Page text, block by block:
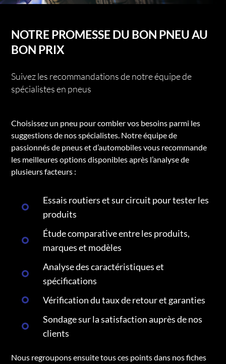
NOTRE PROMESSE DU BON PNEU AU
BON PRIX
Suivez les recommandations de notre équipe de
spécialistes en pneus
Choisissez un pneu pour combler vos besoins parmi les
suggestions de nos spécialistes. Notre équipe de
passionnés de pneus et d’automobiles vous recommande
les meilleures options disponibles après l’analyse de
plusieurs facteurs :
Essais routiers et sur circuit pour tester les
produits
Étude comparative entre les produits,
marques et modèles
Analyse des caractéristiques et
spécifications
Vérification du taux de retour et garanties
Sondage sur la satisfaction auprès de nos
clients
Nous regroupons ensuite tous ces points dans nos fiches